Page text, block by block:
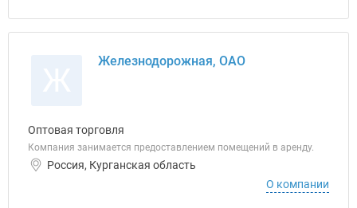
Железнодорожная, ОАО
Оптовая торговля
Компания занимается предоставлением помещений в аренду.
Россия, Курганская область
О компании